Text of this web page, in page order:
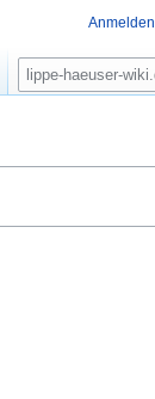
Anmelden
S
u
e